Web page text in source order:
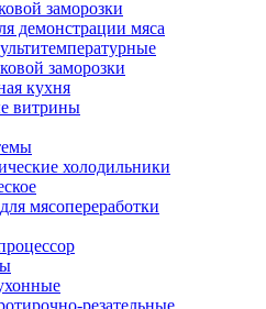
заморозки
демонстрации мяса
заморозки
кухня
витрины
холодильники
мясопереработки
резательные